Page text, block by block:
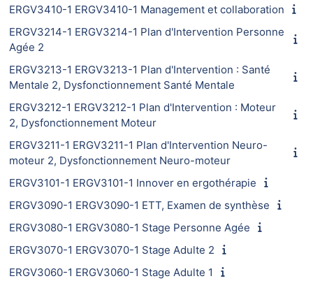
ERGV3410-1 ERGV3410-1 Management et collaboration
ERGV3214-1 ERGV3214-1 Plan d'Intervention Personne
Agée 2
ERGV3213-1 ERGV3213-1 Plan d'Intervention : Santé
Mentale 2, Dysfonctionnement Santé Mentale
ERGV3212-1 ERGV3212-1 Plan d'Intervention : Moteur
2, Dysfonctionnement Moteur
ERGV3211-1 ERGV3211-1 Plan d'Intervention Neuro-
moteur 2, Dysfonctionnement Neuro-moteur
ERGV3101-1 ERGV3101-1 Innover en ergothérapie
ERGV3090-1 ERGV3090-1 ETT, Examen de synthèse
ERGV3080-1 ERGV3080-1 Stage Personne Agée
ERGV3070-1 ERGV3070-1 Stage Adulte 2
ERGV3060-1 ERGV3060-1 Stage Adulte 1